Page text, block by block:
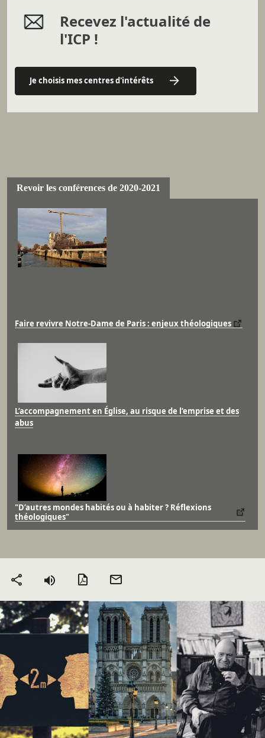
Recevez l'actualité de
l'ICP !
Je choisis mes centres d'intérêts
Revoir les conférences de 2020-2021
Faire revivre Notre-Dame de Paris : enjeux théologiques
L’accompagnement en Église, au risque de l’emprise et des
abus
"D’autres mondes habités ou à habiter ? Réflexions
théologiques"
Partager Version PDF